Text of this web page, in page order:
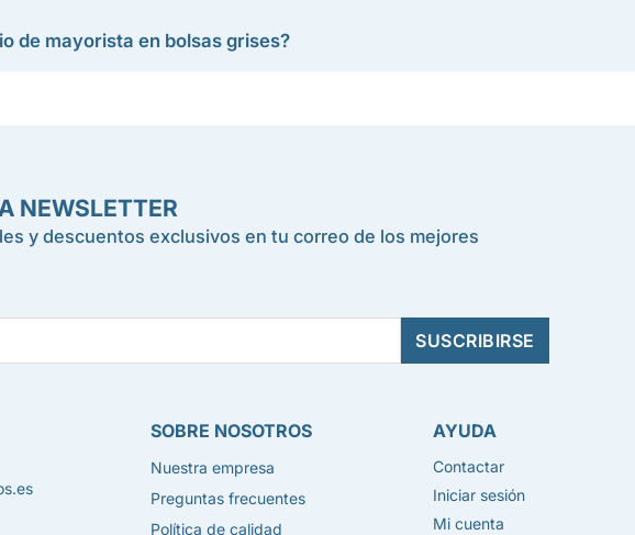
de mayorista en bolsas grises?
NEWSLETTER
y descuentos exclusivos en tu correo de los mejores
SOBRE NOSOTROS
Nuestra empresa
Preguntas frecuentes
Política de calidad
AYUDA
Contactar
Iniciar sesión
Mi cuenta